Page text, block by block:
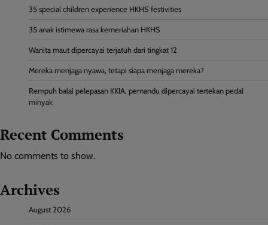
35 special children experience HKHS festivities
35 anak istimewa rasa kemeriahan HKHS
Wanita maut dipercayai terjatuh dari tingkat 12
Mereka menjaga nyawa, tetapi siapa menjaga mereka?
Rempuh balai pelepasan KKIA, pemandu dipercayai tertekan pedal
minyak
Recent Comments
No comments to show.
Archives
August 2026